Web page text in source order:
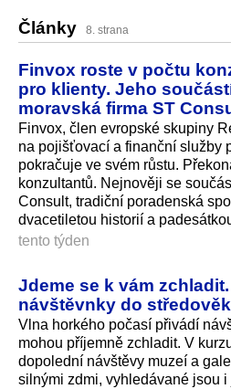
Články 8. strana
Finvox roste v počtu
pro klienty. Jeho
moravská firma ST
Finvox, člen evropské skupiny
na pojišťovací a finanční služby
pokračuje ve svém růstu.
konzultantů. Nejnověji se
Consult, tradiční poradenská
dvacetiletou historií a
tento týden
Jdeme se k vám
návštěvnky do
Vlna horkého počasí přivádí
mohou příjemně zchladit. V
dopolední návštěvy muzeí a
silnými zdmi, vyhledávané jsou